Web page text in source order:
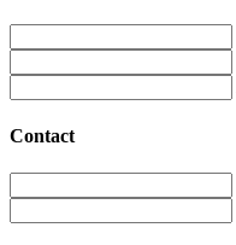
Contact